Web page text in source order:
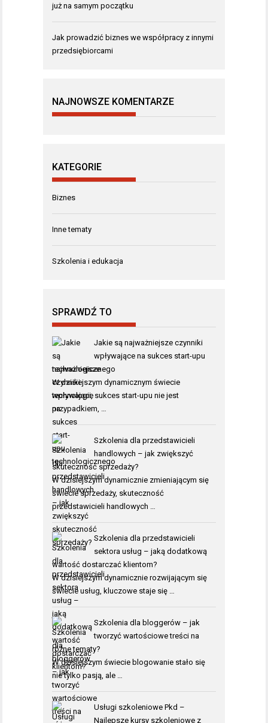
już na samym początku
Jak prowadzić biznes we współpracy z innymi
przedsiębiorcami
NAJNOWSZE KOMENTARZE
KATEGORIE
Biznes
Inne tematy
Szkolenia i edukacja
SPRAWDŹ TO
Jakie są najważniejsze czynniki
wpływające na sukces start-upu
technologicznego
W dzisiejszym dynamicznym świecie
technologii, sukces start-upu nie jest
przypadkiem, …
Szkolenia dla przedstawicieli
handlowych – jak zwiększyć
skuteczność sprzedaży?
W dzisiejszym dynamicznie zmieniającym się
świecie sprzedaży, skuteczność
przedstawicieli handlowych …
Szkolenia dla przedstawicieli
sektora usług – jaką dodatkową
wartość dostarczać klientom?
W dzisiejszym dynamicznie rozwijającym się
świecie usług, kluczowe staje się …
Szkolenia dla bloggerów – jak
tworzyć wartościowe treści na
różne tematy?
W dzisiejszym świecie blogowanie stało się
nie tylko pasją, ale …
Usługi szkoleniowe Pkd –
Najlepsze kursy szkoleniowe z